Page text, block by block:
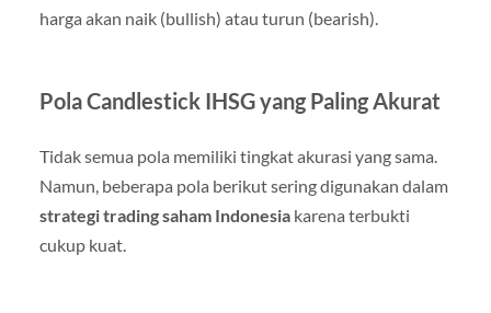
harga akan naik (bullish) atau turun (bearish).
Pola Candlestick IHSG yang Paling Akurat
Tidak semua pola memiliki tingkat akurasi yang sama.
Namun, beberapa pola berikut sering digunakan dalam
strategi trading saham Indonesiakarena terbukti
cukup kuat.